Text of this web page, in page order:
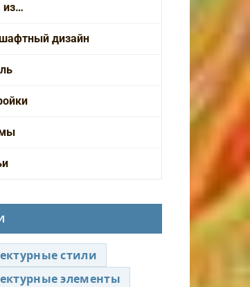
дизайн
стили
элементы